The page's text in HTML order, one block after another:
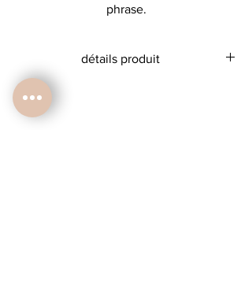
phrase.
détails produit
taille grand jsuq'au 18/24 mois!!